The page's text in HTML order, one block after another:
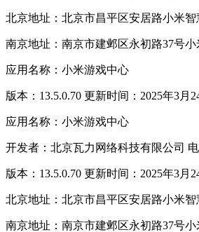
北京地址：北京市昌平区安居路小米智
南京地址：南京市建邺区永初路37号
应用名称：小米游戏中心
版本：13.5.0.70 更新时间：2025年3月
应用名称：小米游戏中心
开发者：北京瓦力网络科技有限公司 电
版本：13.5.0.70 更新时间：2025年3月
北京地址：北京市昌平区安居路小米智
南京地址：南京市建邺区永初路37号